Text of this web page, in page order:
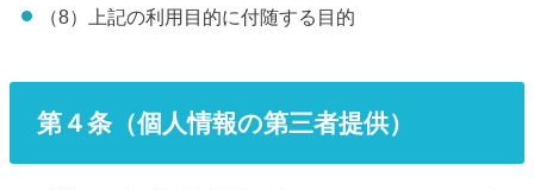
（8）上記の利用目的に付随する目的
第４条（個人情報の第三者提供）